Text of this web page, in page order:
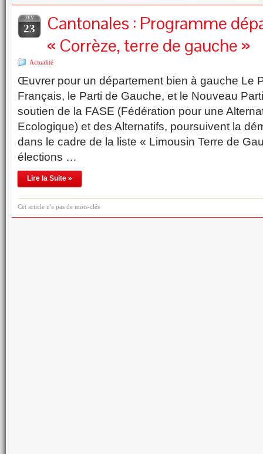
FÉV
23
Cantonales : Programme
« Corrèze, terre de gauche »
Actualité
Œuvrer pour un département bien à gauche Le
Français, le Parti de Gauche, et le Nouveau
soutien de la FASE (Fédération pour une
Ecologique) et des Alternatifs, poursuivent la
dans le cadre de la liste « Limousin Terre de
élections …
Lire la Suite »
Cet article n'a pas de mots-clés